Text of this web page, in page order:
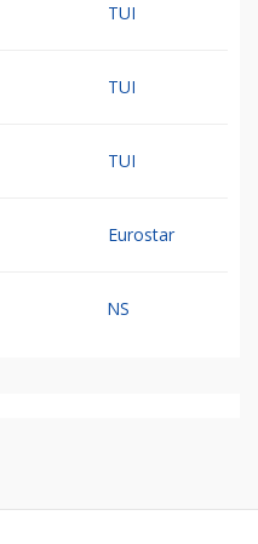
TUI
TUI
TUI
Eurostar
NS